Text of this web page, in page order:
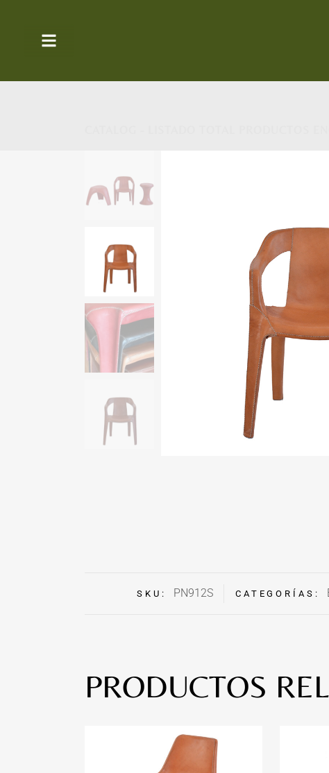
SKU: PN912S CATEGORÍAS:
PRODUCTOS